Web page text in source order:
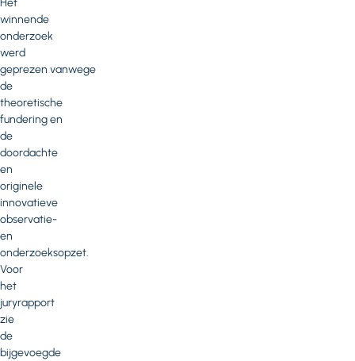
winnende
onderzoek
werd
geprezen vanwege
de
theoretische
fundering en
de
doordachte
en
originele
innovatieve
observatie-
en
onderzoeksopzet.
Voor
het
juryrapport
zie
de
bijgevoegde